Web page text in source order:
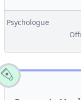
Psychologue